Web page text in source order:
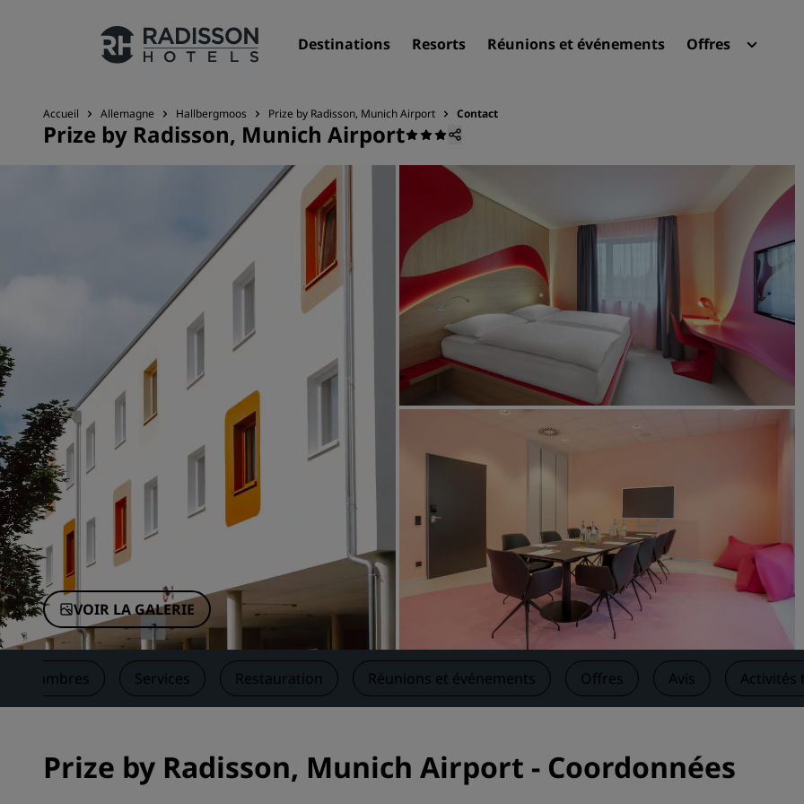
Destinations Resorts Réunions et événements Offres
Nos enseignes
Marques affiliées en Chine
Appartements hôteliers
Hôtels d'aéroport
Nouveaux et futurs hôtels
Réunions et événements
Découvrez Radisson
Réservez une salle de
Demander un devis
Solutions d’entreprise
Rechercher des vols
Rechercher des vols
Restaurants
Rechercher un restaurant
Services numériques
Accueil Allemagne Hallbergmoos Prize by Radisson, Munich Airport Contact
Prize by Radisson, Munich Airport
VOIR LA GALERIE
Chambres Services Restauration Réunions et événements Offres Avis Activités
Prize by Radisson, Munich Airport - Coordonnées